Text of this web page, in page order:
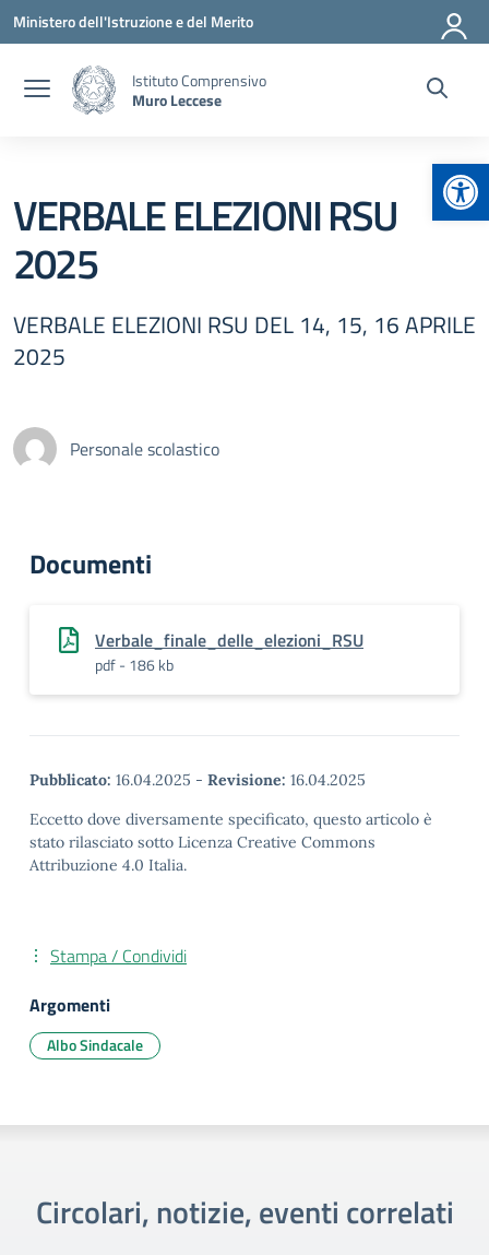
Vai ai contenuti
Vai al menu di navigazione
Vai al footer
Ministero dell'Istruzione e del Merito
Istituto Comprensivo
Muro Leccese
VERBALE ELEZIONI RSU
2025
VERBALE ELEZIONI RSU DEL 14, 15, 16 APRILE
2025
Personale scolastico
Documenti
Verbale_finale_delle_elezioni_RSU
pdf - 186 kb
Pubblicato: 16.04.2025 - Revisione: 16.04.2025
Eccetto dove diversamente specificato, questo articolo è
stato rilasciato sotto Licenza Creative Commons
Attribuzione 4.0 Italia.
Stampa / Condividi
Argomenti
Albo Sindacale
Circolari, notizie, eventi correlati